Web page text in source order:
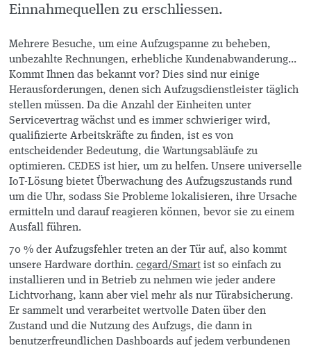
Einnahmequellen zu erschliessen.
Mehrere Besuche, um eine Aufzugspanne zu beheben,
unbezahlte Rechnungen, erhebliche Kundenabwanderung...
Kommt Ihnen das bekannt vor? Dies sind nur einige
Herausforderungen, denen sich Aufzugsdienstleister täglich
stellen müssen. Da die Anzahl der Einheiten unter
Servicevertrag wächst und es immer schwieriger wird,
qualifizierte Arbeitskräfte zu finden, ist es von
entscheidender Bedeutung, die Wartungsabläufe zu
optimieren. CEDES ist hier, um zu helfen. Unsere universelle
IoT-Lösung bietet Überwachung des Aufzugszustands rund
um die Uhr, sodass Sie Probleme lokalisieren, ihre Ursache
ermitteln und darauf reagieren können, bevor sie zu einem
Ausfall führen.
70 % der Aufzugsfehler treten an der Tür auf, also kommt
unsere Hardware dorthin. cegard/Smartist so einfach zu
installieren und in Betrieb zu nehmen wie jeder andere
Lichtvorhang, kann aber viel mehr als nur Türabsicherung.
Er sammelt und verarbeitet wertvolle Daten über den
Zustand und die Nutzung des Aufzugs, die dann in
benutzerfreundlichen Dashboards auf jedem verbundenen